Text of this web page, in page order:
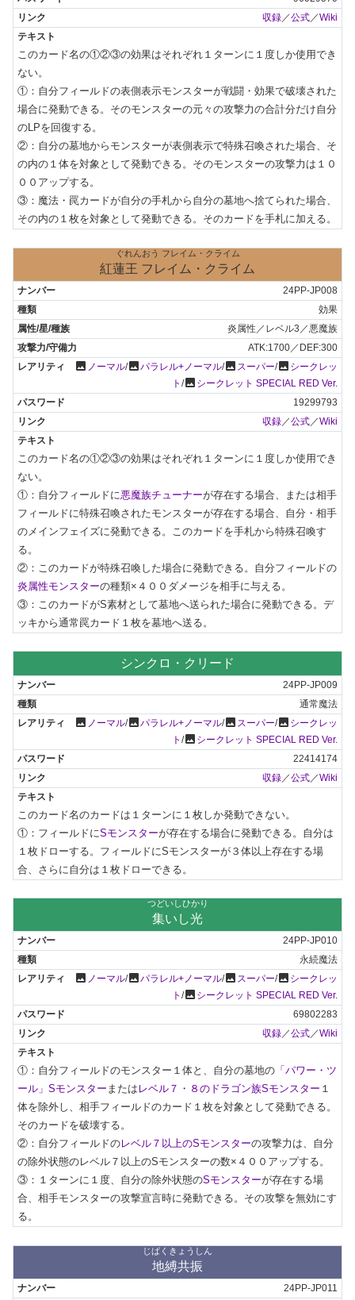
収録／公式／Wiki
このカード名の①②③の効果はそれぞれ１ターンに１度しか使用でき
ない。
①：自分フィールドの表側表示モンスターが戦闘・効果で破壊された
場合に発動できる。そのモンスターの元々の攻撃力の合計分だけ自分
のLPを回復する。
②：自分の墓地からモンスターが表側表示で特殊召喚された場合、そ
の内の１体を対象として発動できる。そのモンスターの攻撃力は１０
００アップする。
③：魔法・罠カードが自分の手札から自分の墓地へ捨てられた場合、
その内の１枚を対象として発動できる。そのカードを手札に加える。
ぐれんおう フレイム・クライム
紅蓮王 フレイム・クライム
24PP-JP008
効果
炎属性／レベル3／悪魔族
ATK:1700／DEF:300
photo ノーマル/photoパラレル+ノーマル/photo スーパー/photo シークレッ
ト /photo シークレット SPECIAL RED Ver.
19299793
収録 ／公式 ／Wiki
このカード名の①②③の効果はそれぞれ１ターンに１度しか使用でき
ない。
①：自分フィールドに 悪魔族チューナーが存在する場合、または相手
フィールドに特殊召喚されたモンスターが存在する場合、自分・相手
のメインフェイズに発動できる。このカードを手札から特殊召喚す
る。
②：このカードが特殊召喚した場合に発動できる。自分フィールドの
炎属性モンスターの種類×４００ダメージを相手に与える。
③：このカードがS素材として墓地へ送られた場合に発動できる。デ
ッキから通常罠カード１枚を墓地へ送る。
シンクロ・クリード
24PP-JP009
通常魔法
photo ノーマル/photoパラレル+ノーマル/photo スーパー/photo シークレッ
ト /photo シークレット SPECIAL RED Ver.
22414174
収録／公式／Wiki
このカード名のカードは１ターンに１枚しか発動できない。
①：フィールドにSモンスターが存在する場合に発動できる。自分は
１枚ドローする。フィールドにSモンスターが３体以上存在する場
合、さらに自分は１枚ドローできる。
つどいしひかり
集いし光
24PP-JP010
永続魔法
photo ノーマル/photoパラレル+ノーマル/photo スーパー/photo シークレッ
ト /photo シークレット SPECIAL RED Ver.
69802283
収録／公式／Wiki
①：自分フィールドのモンスター１体と、自分の墓地の 「パワー・ツ
ール」Sモンスター または レベル７・８のドラゴン族Sモンスター １
体を除外し、相手フィールドのカード１枚を対象として発動できる。
そのカードを破壊する。
②：自分フィールドのレベル７以上のSモンスターの攻撃力は、自分
の除外状態のレベル７以上のSモンスターの数×４００アップする。
③：１ターンに１度、自分の除外状態のSモンスターが存在する場
合、相手モンスターの攻撃宣言時に発動できる。その攻撃を無効にす
る。
じばくきょうしん
地縛共振
24PP-JP011